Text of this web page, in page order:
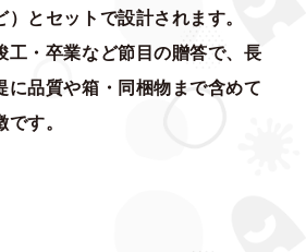
とセットで設計されます。
工・卒業など節目の贈答で、長
に品質や箱・同梱物まで含めて
す。